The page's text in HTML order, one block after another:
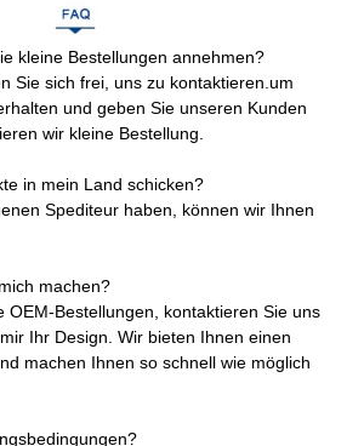
kleine Bestellungen annehmen?
Sie sich frei, uns zu kontaktieren.um
und geben Sie unseren Kunden
wir kleine Bestellung.
in mein Land schicken?
Spediteur haben, können wir Ihnen
machen?
OEM-Bestellungen, kontaktieren Sie uns
Ihr Design. Wir bieten Ihnen einen
machen Ihnen so schnell wie möglich